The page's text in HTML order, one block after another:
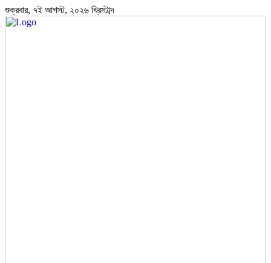
শুক্রবার, ৭ই আগস্ট, ২০২৬ খ্রিস্টাব্দ